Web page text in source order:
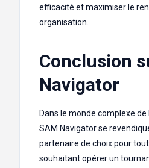
efficacité et maximiser le
organisation.
Conclusion
Navigator
Dans le monde complexe
SAM Navigator se
partenaire de choix pour
souhaitant opérer un